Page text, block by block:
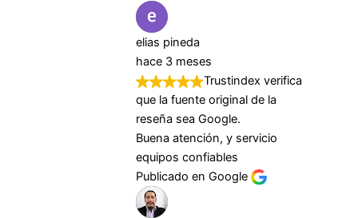
Trustindex verifica
que la fuente original de la
reseña sea Google.
Buena atención, y servicio
equipos confiables
Publicado en Google